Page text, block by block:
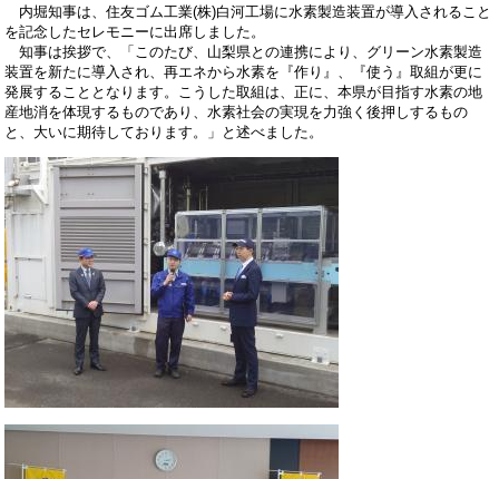
内堀知事は、住友ゴム工業(株)白河工場に水素製造装置が導入されること
を記念したセレモニーに出席しました。
知事は挨拶で、「このたび、山梨県との連携により、グリーン水素製造
装置を新たに導入され、再エネから水素を『作り』、『使う』取組が更に
発展することとなります。こうした取組は、正に、本県が目指す水素の地
産地消を体現するものであり、水素社会の実現を力強く後押しするもの
と、大いに期待しております。」と述べました。